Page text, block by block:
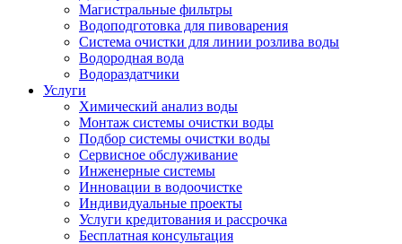
Магистральные фильтры
Водоподготовка для пивоварения
Система очистки для линии розлива воды
Водородная вода
Водораздатчики
Услуги
Химический анализ воды
Монтаж системы очистки воды
Подбор системы очистки воды
Сервисное обслуживание
Инженерные системы
Инновации в водоочистке
Индивидуальные проекты
Услуги кредитования и рассрочка
Бесплатная консультация